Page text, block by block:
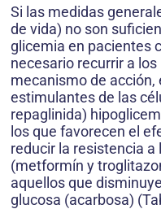
Si las medidas
de vida) no son
glicemia en pacientes
necesario recurrir a
mecanismo de
estimulantes de las
repaglinida)
los que favorecen el
reducir la resistencia a
(metformín y
aquellos que
glucosa (acarbosa)